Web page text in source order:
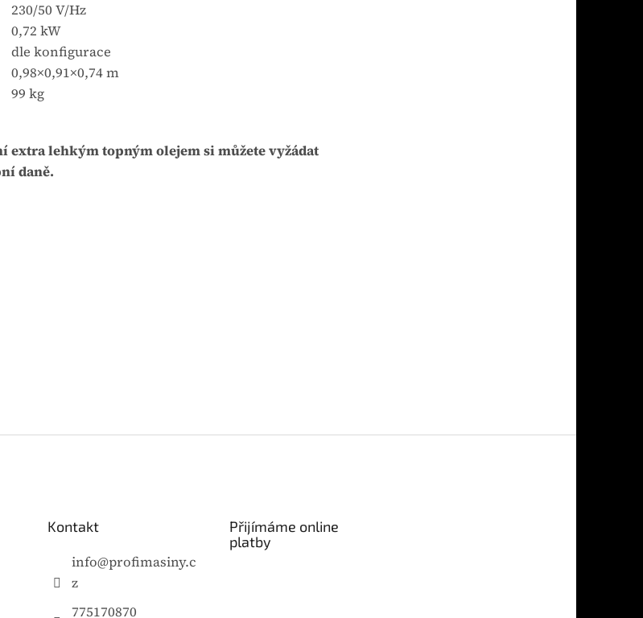
230/50 V/Hz
0,72 kW
dle konfigurace
0,98×0,91×0,74 m
99 kg
extra lehkým topným olejem si můžete vyžádat
daně.
Kontakt
info@profimasiny.c
z
775170870
Přijímáme online
platby